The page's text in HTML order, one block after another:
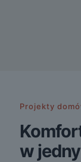
Projekty
w